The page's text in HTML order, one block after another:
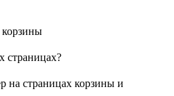
корзины
страницах?
на страницах корзины и